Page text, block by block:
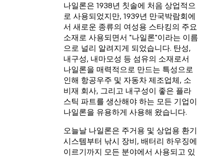
나일론은 1938년 칫솔에 처음 상업적으
로 사용되었지만, 1939년 만국박람회에
서 새로운 종류의 여성용 스타킹의 주요
소재로 사용되면서 "나일론"이라는 이름
으로 널리 알려지게 되었습니다. 탄성,
내구성, 내마모성 등 섬유의 소재로서
나일론을 매력적으로 만드는 특성으로
인해 항공우주 및 자동차 제조업체, 소
비재 회사, 그리고 내구성이 좋은 플라
스틱 파트를 생산해야 하는 모든 기업이
나일론을 유용하게 사용해 왔습니다.
오늘날 나일론은 주거용 및 상업용 환기
시스템부터 낚시 장비, 배터리 하우징에
이르기까지 모든 분야에서 사용되고 있